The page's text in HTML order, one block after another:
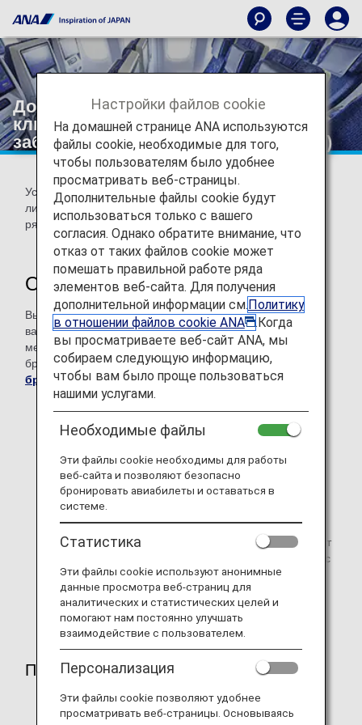
Дополнительное место (для
клиентов, которые хотят
забронировать два или более мест)
Услуга, которая позволяет клиентам получить больше
личного пространства благодаря бронированию места
рядом с ними.
Об этой услуге
Вы можете забронировать свободное место рядом с
вашим, оплатив сбор за «Дополнительное место» на
международном рейсе ANA. Вы можете оформить
бронирование в Международном центре
бронирования и информации ANA.
Услуга может быть недоступна на рейсах других
авиакомпаний.
Места у аварийных выходов, а также все места в
первом классе, бизнес-классе и улучшенном
эконом-классе оборудованы подлокотниками,
В первом классе и бизнес-классе, в зависимости от
самолета, места могут находиться не рядом друг с
другом.
Есть несколько мест, недоступных для
бронирования.
Применимые классы
Первый класс
Настройки файлов cookie
На домашней странице ANA используются
файлы cookie, необходимые для того,
чтобы пользователям было удобнее
просматривать веб-страницы.
Дополнительные файлы cookie будут
использоваться только с вашего
согласия. Однако обратите внимание, что
отказ от таких файлов cookie может
помешать правильной работе ряда
элементов веб-сайта. Для получения
дополнительной информации см.Политику
в отношении файлов cookie ANA
.Когда
вы просматриваете веб-сайт ANA, мы
собираем следующую информацию,
чтобы вам было проще пользоваться
нашими услугами.
Необходимые файлы
Эти файлы cookie необходимы для работы
веб-сайта и позволяют безопасно
бронировать авиабилеты и оставаться в
системе.
Статистика
Эти файлы cookie используют анонимные
данные просмотра веб-страниц для
аналитических и статистических целей и
помогают нам постоянно улучшать
взаимодействие с пользователем.
Персонализация
Эти файлы cookie позволяют удобнее
просматривать веб-страницы. Основываясь